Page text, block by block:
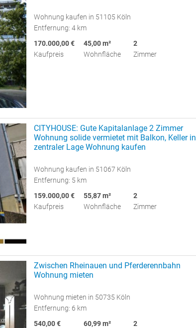
Wohnung kaufen in 51105 Köln
Entfernung: 4 km
170.000,00 €
Kaufpreis
45,00 m²
Wohnfläche
2
Zimmer
CITYHOUSE: Gute Kapitalanlage 2 Zimmer
Wohnung solide vermietet mit Balkon, Keller in
zentraler Lage Wohnung kaufen
Wohnung kaufen in 51067 Köln
Entfernung: 5 km
159.000,00 €
Kaufpreis
55,87 m²
Wohnfläche
2
Zimmer
Zwischen Rheinauen und Pferderennbahn
Wohnung mieten
Wohnung mieten in 50735 Köln
Entfernung: 6 km
540,00 €
60,99 m² 2